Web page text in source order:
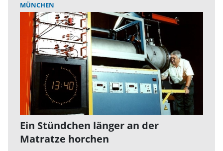
MÜNCHEN
Ein Stündchen länger an der
Matratze horchen